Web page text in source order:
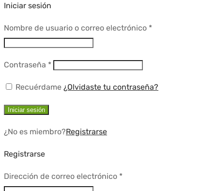
Iniciar sesión
Nombre de usuario o correo electrónico *Requerido
Contraseña *Requerido
Recuérdame ¿Olvidaste tu contraseña?
Iniciar sesión
¿No es miembro?Registrarse
Registrarse
Dirección de correo electrónico *Requerido